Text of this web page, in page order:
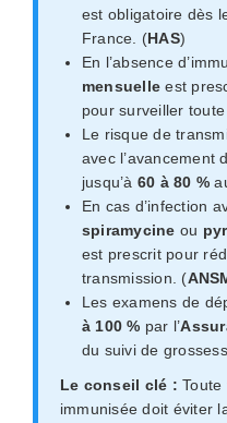
est obligatoire dès
France. (HAS)
En l’absence
mensuelle est
pour surveiller
Le risque de
avec l’avancement
jusqu’à 60 à 80 %
En cas d’infection
spiramycine ou
est prescrit pour
transmission. (
Les examens de
à 100 % par l’
du suivi de
Le conseil clé : Toute
immunisée doit éviter